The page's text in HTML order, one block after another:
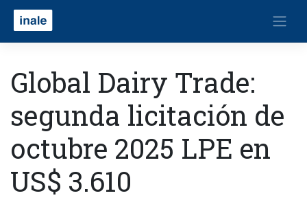
Global Dairy Trade:
segunda licitación de
octubre 2025 LPE en
US$ 3.610